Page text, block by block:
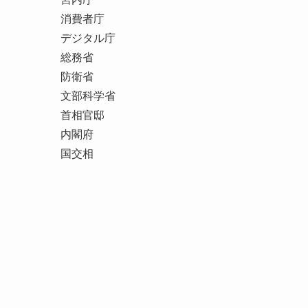
消費者庁
デジタル庁
総務省
防衛省
文部科学省
首相官邸
内閣府
国交相